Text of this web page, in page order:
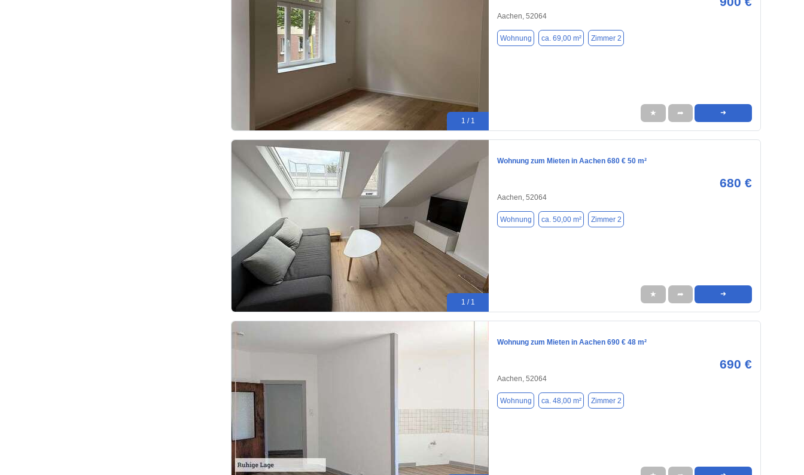
1 / 1
Aachen, 52064
Wohnung ca. 69,00 m² Zimmer 2
★ ➦ ➜
1 / 1
Wohnung zum Mieten in Aachen 680 € 50 m²
680 €
Aachen, 52064
Wohnung ca. 50,00 m² Zimmer 2
★ ➦ ➜
Wohnung zum Mieten in Aachen 690 € 48 m²
690 €
Aachen, 52064
Wohnung ca. 48,00 m² Zimmer 2